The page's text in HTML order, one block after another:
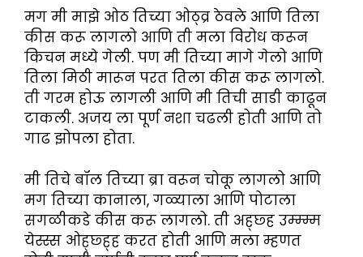
मग मी माझे ओठ तिच्या ओठ्व्र ठेवले आणि तिला
कीस करू लागलो आणि ती मला विरोध करून
किचन मध्ये गेली. पण मी तिच्या मागे गेलो आणि
तिला मिठी मारून परत तिला कीस करू लागलो.
ती गरम होऊ लागली आणि मी तिची साडी काढून
टाकली. अजय ला पूर्ण नशा चढली होती आणि तो
गाढ झोपला होता.
मी तिचे बॉल तिच्या ब्रा वरून चोकू लागलो आणि
मग तिच्या कानाला, गळ्याला आणि पोटाला
सगळीकडे कीस करू लागलो. ती अह्छ्ह उम्म्म्म
येस्स्स ओह्छ्ह्ह करत होती आणि मला म्हणत